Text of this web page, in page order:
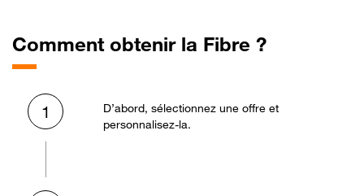
Comment obtenir la Fibre ?
1
D’abord, sélectionnez une offre et
personnalisez-la.